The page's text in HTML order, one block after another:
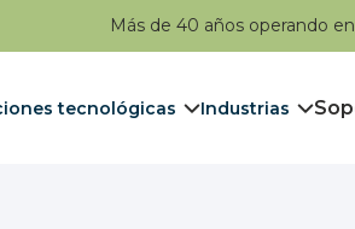
Más de 40 años operando
tecnológicas Industrias